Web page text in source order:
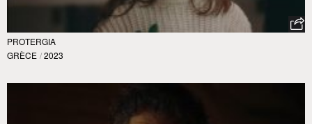
PROTERGIA
GRÈCE / 2023